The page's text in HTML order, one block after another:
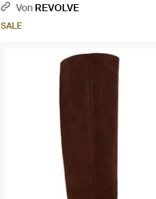
Von REVOLVE
SALE